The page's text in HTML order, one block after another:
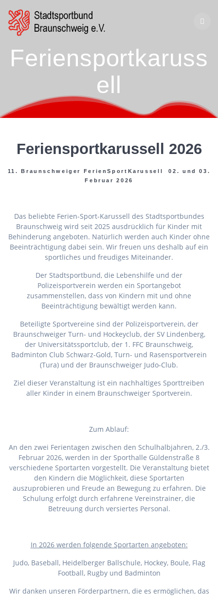
Feriensportkaruss
ell
Feriensportkarussell 2026
11. Braunschweiger FerienSportKarussell 02. und 03.
Februar 2026
Das beliebte Ferien-Sport-Karussell des Stadtsportbundes
Braunschweig wird seit 2025 ausdrücklich für Kinder mit
Behinderung angeboten. Natürlich werden auch Kinder ohne
Beeinträchtigung dabei sein. Wir freuen uns deshalb auf ein
sportliches und freudiges Miteinander.
Der Stadtsportbund, die Lebenshilfe und der
Polizeisportverein werden ein Sportangebot
zusammenstellen, dass von Kindern mit und ohne
Beeinträchtigung bewältigt werden kann.
Beteiligte Sportvereine sind der Polizeisportverein, der
Braunschweiger Turn- und Hockeyclub, der SV Lindenberg,
der Universitätssportclub, der 1. FFC Braunschweig,
Badminton Club Schwarz-Gold, Turn- und Rasensportverein
(Tura) und der Braunschweiger Judo-Club.
Ziel dieser Veranstaltung ist ein nachhaltiges Sporttreiben
aller Kinder in einem Braunschweiger Sportverein.
Zum Ablauf:
An den zwei Ferientagen zwischen den Schulhalbjahren, 2./3.
Februar 2026, werden in der Sporthalle Güldenstraße 8
verschiedene Sportarten vorgestellt. Die Veranstaltung bietet
den Kindern die Möglichkeit, diese Sportarten
auszuprobieren und Freude an Bewegung zu erfahren. Die
Schulung erfolgt durch erfahrene Vereinstrainer, die
Betreuung durch versiertes Personal.
In 2026 werden folgende Sportarten angeboten:
Judo, Baseball, Heidelberger Ballschule, Hockey, Boule, Flag
Football, Rugby und Badminton
Wir danken unseren Förderpartnern, die es ermöglichen, das